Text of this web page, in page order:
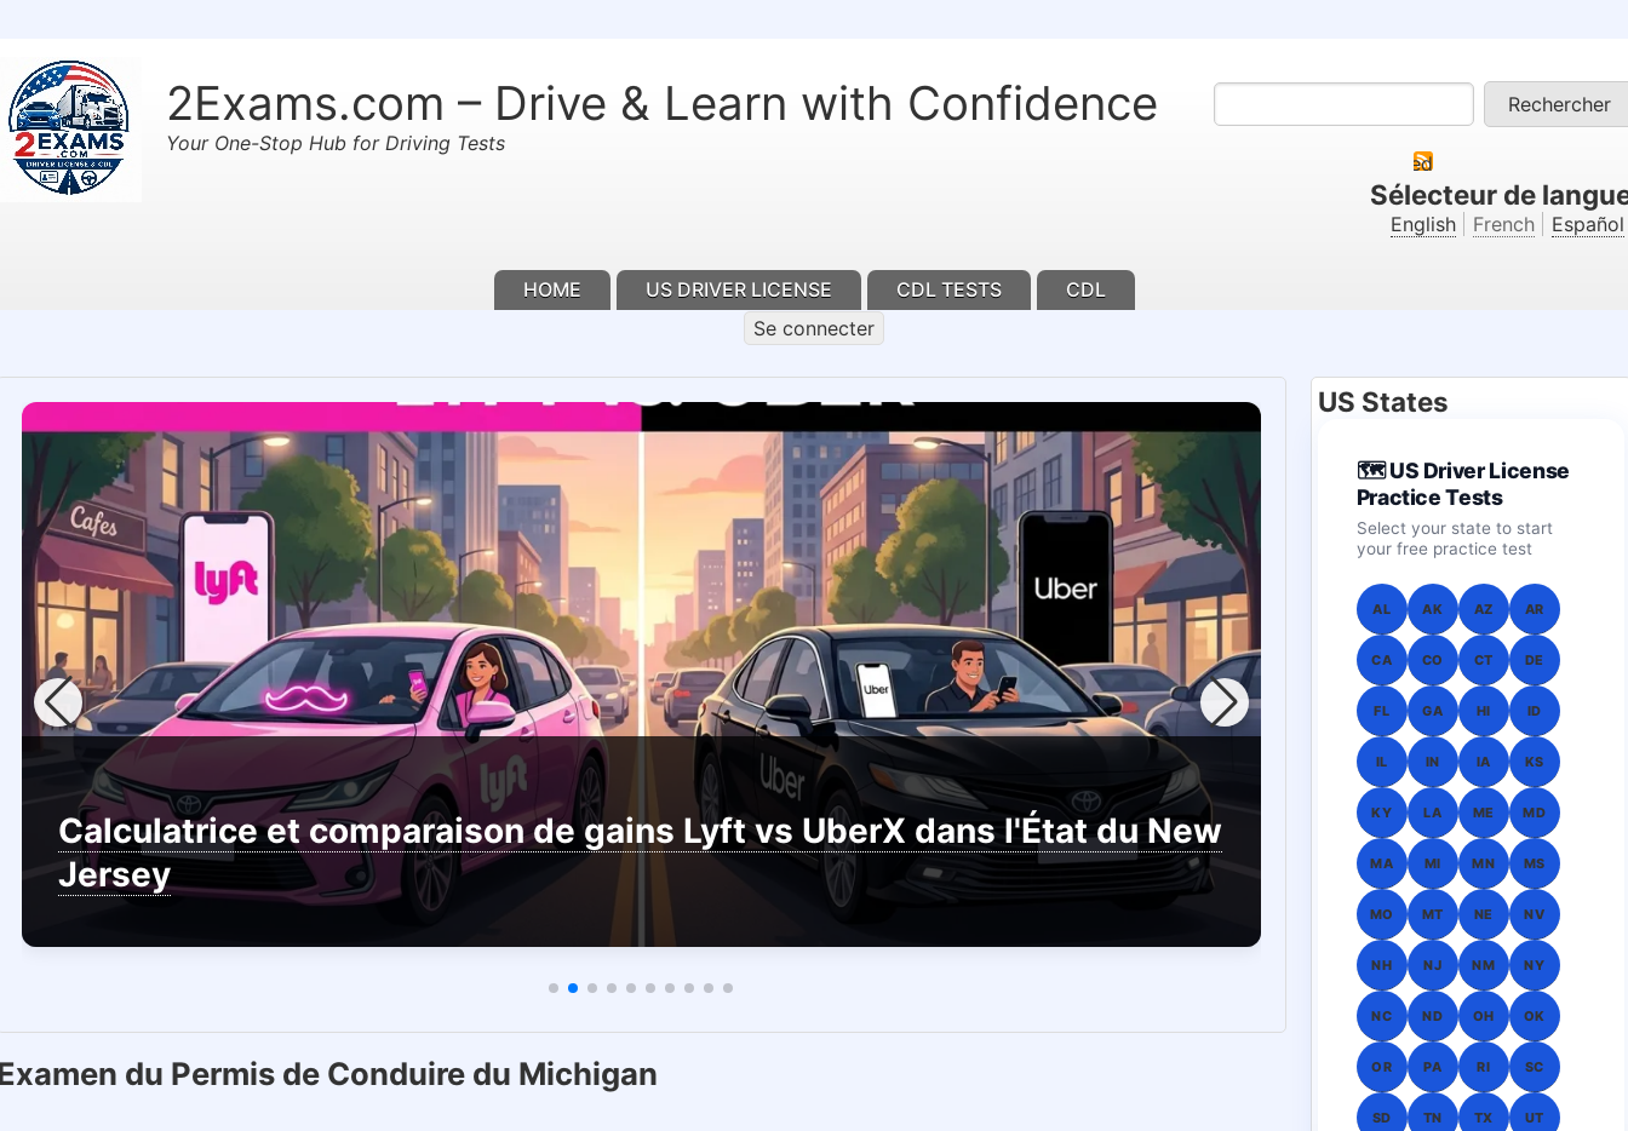
contenu
principal
S'abonner à RSS feed
Sélecteur de
English French Español
2Exams.com – Drive & Learn with Confidence
Your One-Stop Hub for Driving Tests
HOME US DRIVER LICENSE CDL TESTS
CDL
Se connecter
Calculatrice et comparaison de gains Lyft vs UberX dans l'État du New
Jersey
Examen de
du Permis de Conduire du Michigan
US States
🗺️ US Driver License
Practice Tests
Select your state to start
your free practice test
AL AK AZ AR
CA CO CT DE
FL GA HI ID
IL IN IA KS
KY LA ME MD
MA MI MN MS
MO MT NE NV
NH NJ NM NY
NC ND OH OK
OR PA RI SC
SD TN TX UT